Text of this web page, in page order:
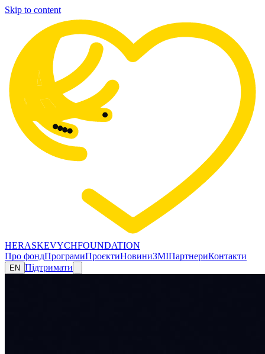
Skip to content
HERASKEVYCHFOUNDATION
Про фондПрограмиПроєктиНовиниЗМІПартнериКонтакти
EN Підтримати